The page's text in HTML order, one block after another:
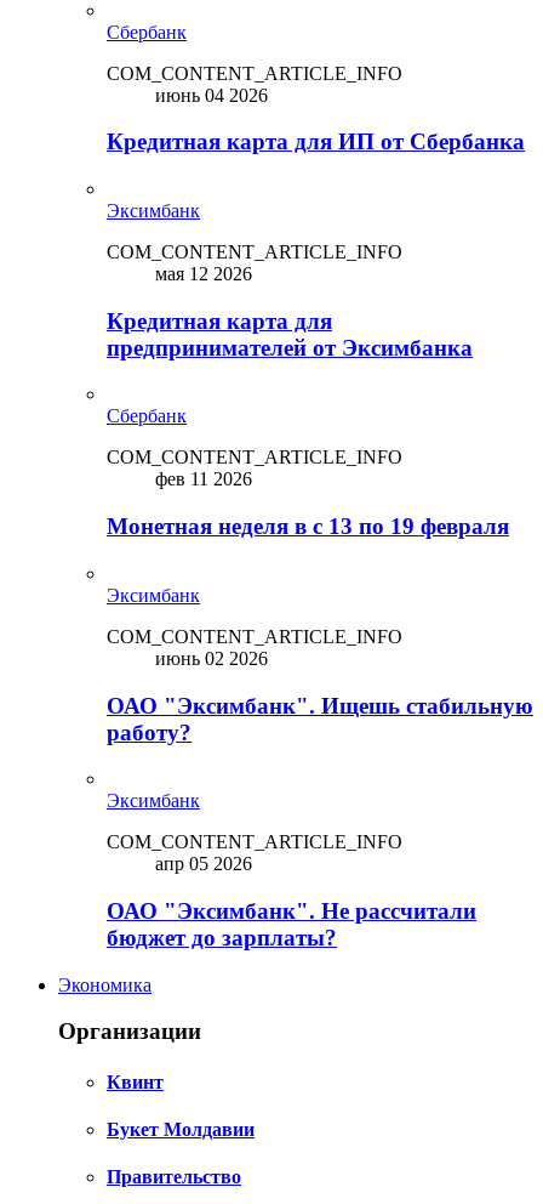
Сбербанк
COM_CONTENT_ARTICLE_INFO
июнь 04 2026
Кредитная карта для ИП от Сбербанка
Эксимбанк
COM_CONTENT_ARTICLE_INFO
мая 12 2026
Кредитная карта для
предпринимателей от Эксимбанка
Сбербанк
COM_CONTENT_ARTICLE_INFO
фев 11 2026
Монетная неделя в с 13 по 19 февраля
Эксимбанк
COM_CONTENT_ARTICLE_INFO
июнь 02 2026
ОАО "Эксимбанк". Ищешь стабильную
работу?
Эксимбанк
COM_CONTENT_ARTICLE_INFO
апр 05 2026
ОАО "Эксимбанк". Не рассчитали
бюджет до зарплаты?
Экономика
Организации
Квинт
Букет Молдавии
Правительство